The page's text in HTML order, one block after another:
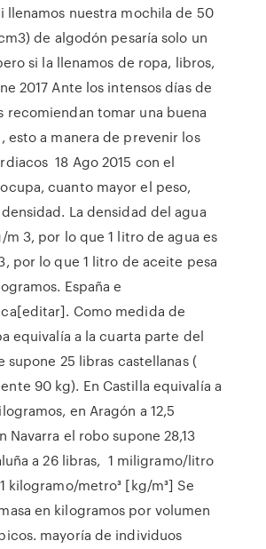
llenamos nuestra mochila de 50
de algodón pesaría solo un
si la llenamos de ropa, libros,
2017 Ante los intensos días de
recomiendan tomar una buena
esto a manera de prevenir los
18 Ago 2015 con el
cuanto mayor el peso,
La densidad del agua
m 3, por lo que 1 litro de agua es
por lo que 1 litro de aceite pesa
España e
Como medida de
equivalía a la cuarta parte del
supone 25 libras castellanas (
90 kg). En Castilla equivalía a
en Aragón a 12,5
Navarra el robo supone 28,13
a 26 libras, 1 miligramo/litro
kilogramo/metro³ [kg/m³] Se
en kilogramos por volumen
mayoría de individuos